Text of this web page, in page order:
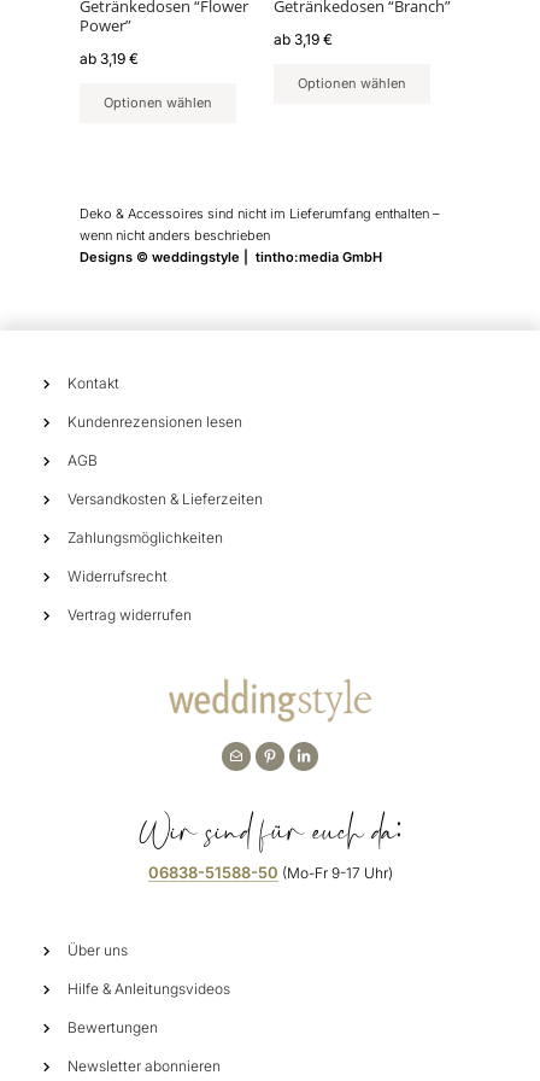
Getränkedosen “Flower
Power”
ab 3,19 €
Optionen wählen
können
auf
der
gewählt
Getränkedosen “Branch”
ab3,19€
Optionen wählen
können
auf
Produktseite
Deko & Accessoires sind nicht im Lieferumfang enthalten –
wenn nicht anders beschrieben
Designs © weddingstyle | tintho:media GmbH
Kontakt
Kundenrezensionen lesen
AGB
Versandkosten & Lieferzeiten
Zahlungsmöglichkeiten
Widerrufsrecht
Vertrag widerrufen
Wir sind für euch da:
06838-51588-50 (Mo-Fr 9-17 Uhr)
Über uns
Hilfe & Anleitungsvideos
Bewertungen
Newsletter abonnieren